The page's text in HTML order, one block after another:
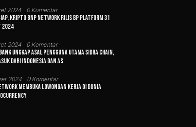
2024 0 Komentar
Kripto BNP Network Rilis BP Platform 31
2024 0 Komentar
Ungkap Asal Pengguna Utama Sidra Chain,
dari Indonesia dan AS
2024 0 Komentar
Membuka Lowongan Kerja di Dunia